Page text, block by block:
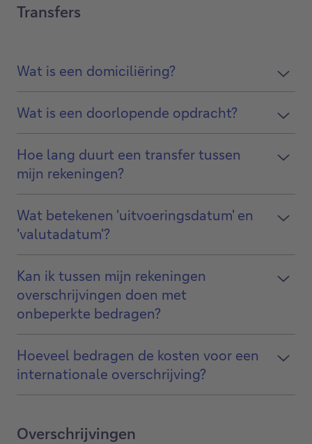
Transfers
Wat is een domiciliëring?
Wat is een doorlopende opdracht?
Hoe lang duurt een transfer tussen
mijn rekeningen?
Wat betekenen 'uitvoeringsdatum' en
'valutadatum'?
Kan ik tussen mijn rekeningen
overschrijvingen doen met
onbeperkte bedragen?
Hoeveel bedragen de kosten voor een
internationale overschrijving?
Overschrijvingen